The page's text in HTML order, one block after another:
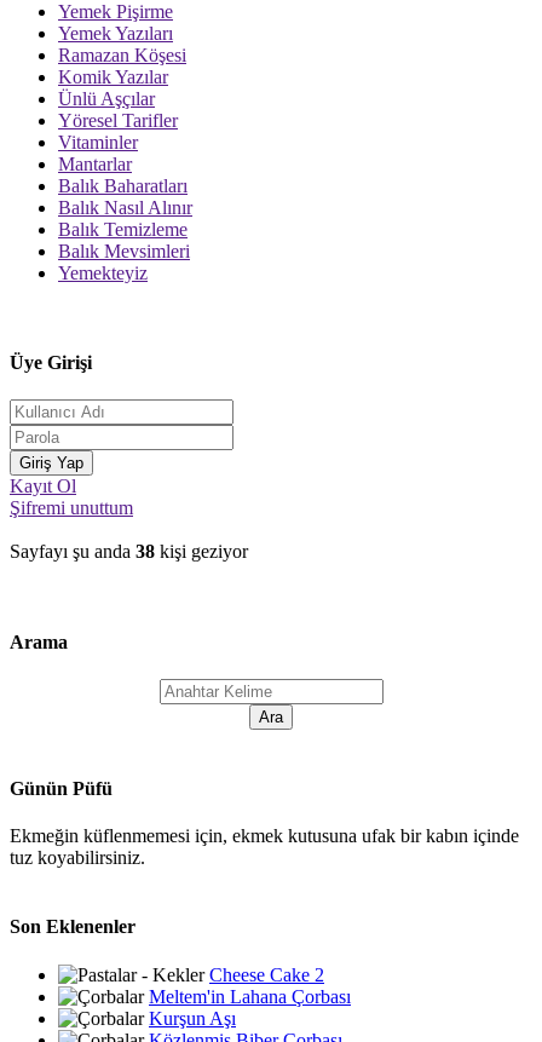
Yemek Pişirme
Yemek Yazıları
Ramazan Köşesi
Komik Yazılar
Ünlü Aşçılar
Yöresel Tarifler
Vitaminler
Mantarlar
Balık Baharatları
Balık Nasıl Alınır
Balık Temizleme
Balık Mevsimleri
Yemekteyiz
Üye Girişi
Kayıt Ol
Şifremi unuttum
Sayfayı şu anda 38 kişi geziyor
Arama
Günün Püfü
Ekmeğin küflenmemesi için, ekmek kutusuna ufak bir kabın içinde
tuz koyabilirsiniz.
Son Eklenenler
Cheese Cake 2
Meltem'in Lahana Çorbası
Kurşun Aşı